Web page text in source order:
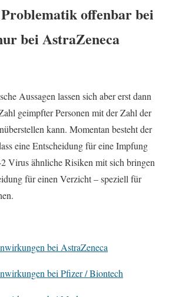
Problematik offenbar bei
bei AstraZeneca
Aussagen lassen sich aber erst dann
geimpfter Personen mit der Zahl der
kann. Momentan besteht der
eine Entscheidung für eine Impfung
Virus ähnliche Risiken mit sich bringen
für einen Verzicht – speziell für
bei AstraZeneca
bei Pfizer / Biontech